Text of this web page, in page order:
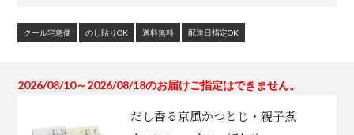
クール宅急便 のし貼りOK 送料無料 配達日指定OK
2026/08/10～2026/08/18のお届けご指定はできません。
だし香る京風かつとじ・親子煮